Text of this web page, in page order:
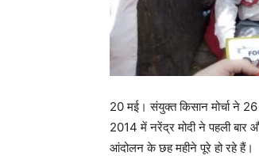
20 मई। संयुक्त किसान मोर्चा ने
2014 में नरेंद्र मोदी ने पहली बार
आंदोलन के छह महीने पूरे हो रहे हैं।